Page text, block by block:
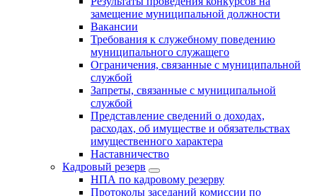
замещение муниципальной должности
Вакансии
Требования к служебному поведению
муниципального служащего
Ограничения, связанные с муниципальной
службой
Запреты, связанные с муниципальной
службой
Представление сведений о доходах,
расходах, об имуществе и обязательствах
имущественного характера
Наставничество
Кадровый резерв
НПА по кадровому резерву
Протоколы заседаний комиссии по